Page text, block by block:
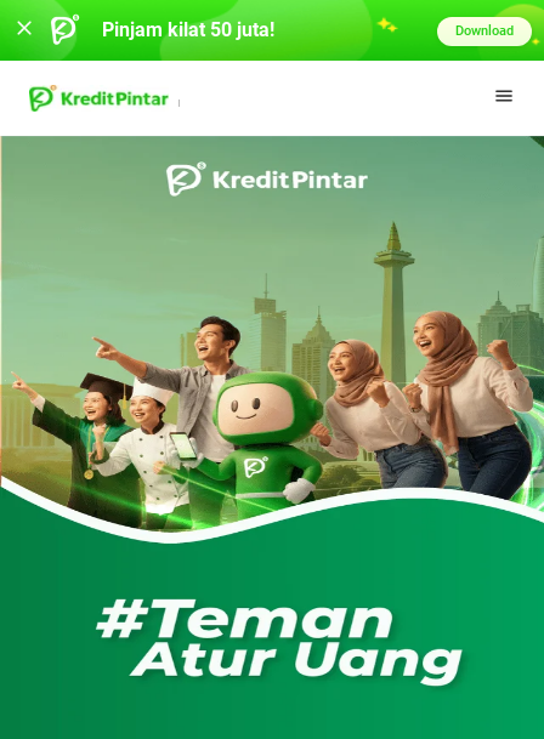
Pinjam kilat 50 juta! Download